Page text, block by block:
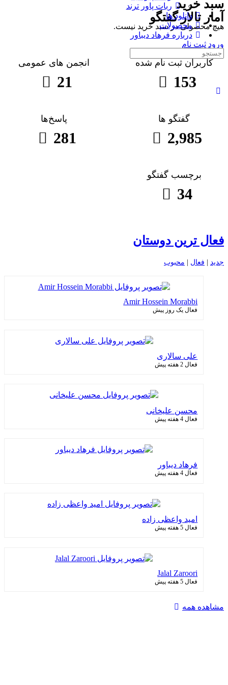
سبد خرید
هیچ محصولی در سبد خرید نیست.
ورود ثبت نام
ربات پاور ترند
دانلود ها
محصولات
درباره فرهاد دیباور
جست
آمار تالار گفتگو
کاربران ثبت نام شده
153
انجمن های عمومی
21
گفتگو ها
2,985
پاسخ‌ها
281
برچسب گفتگو
34
فعال ترین دوستان
جدید | فعال | محبوب
Amir Hossein Morabbi
فعال یک روز پیش
علی سالاری
فعال 2 هفته پیش
محسن علیخانی
فعال 4 هفته پیش
فرهاد دیباور
فعال 4 هفته پیش
امید واعظی زاده
فعال 5 هفته پیش
Jalal Zaroori
فعال 5 هفته پیش
مشاهده همه